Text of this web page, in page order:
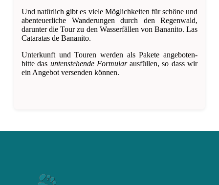
Und natürlich gibt es viele Möglichkeiten für schöne und
abenteuerliche Wanderungen durch den Regenwald,
darunter die Tour zu den Wasserfällen von Bananito. Las
Cataratas de Bananito.
Unterkunft und Touren werden als Pakete angeboten-
bitte das untenstehende Formularausfüllen, so dass wir
ein Angebot versenden können.